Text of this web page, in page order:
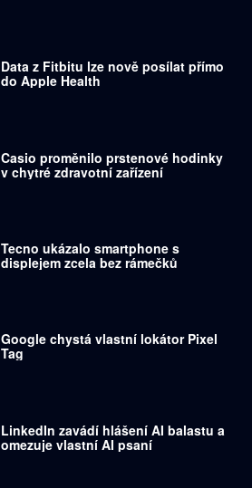
Data z Fitbitu lze nově posílat přímo
do Apple Health
Casio proměnilo prstenové hodinky
v chytré zdravotní zařízení
Tecno ukázalo smartphone s
displejem zcela bez rámečků
Google chystá vlastní lokátor Pixel
Tag
LinkedIn zavádí hlášení AI balastu a
omezuje vlastní AI psaní